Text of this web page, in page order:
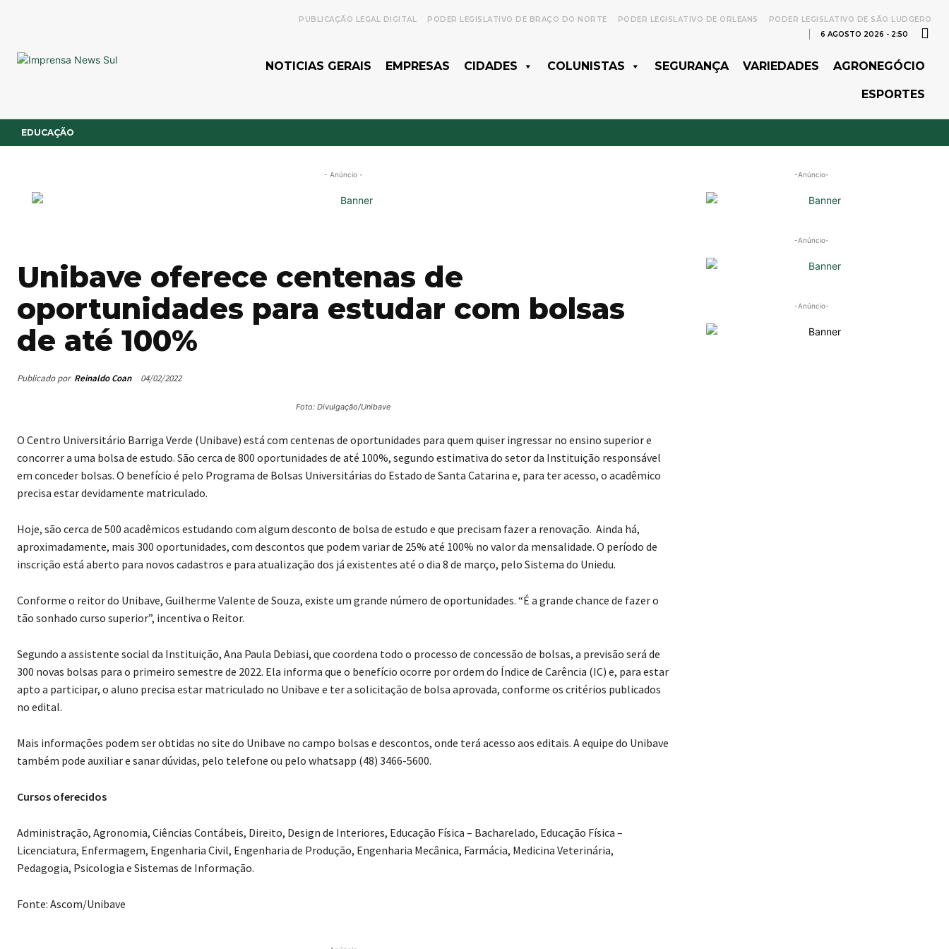
PUBLICAÇÃO LEGAL DIGITAL PODER LEGISLATIVO DE BRAÇO DO NORTE PODER LEGISLATIVO DE ORLEANS
PODER LEGISLATIVO DE SÃO LUDGERO
6 AGOSTO 2026 - 2:50
NOTICIAS GERAIS EMPRESAS CIDADES COLUNISTAS SEGURANÇA VARIEDADES AGRONEGÓCIO
ESPORTES
EDUCAÇÃO
- Anúncio -
Unibave oferece centenas de
oportunidades para estudar com bolsas
de até 100%
Publicado por Reinaldo Coan 04/02/2022
Foto: Divulgação/Unibave
O Centro Universitário Barriga Verde (Unibave) está com centenas de oportunidades para quem quiser ingressar no ensino superior e
concorrer a uma bolsa de estudo. São cerca de 800 oportunidades de até 100%, segundo estimativa do setor da Instituição responsável
em conceder bolsas. O benefício é pelo Programa de Bolsas Universitárias do Estado de Santa Catarina e, para ter acesso, o acadêmico
precisa estar devidamente matriculado.
Hoje, são cerca de 500 acadêmicos estudando com algum desconto de bolsa de estudo e que precisam fazer a renovação. Ainda há,
aproximadamente, mais 300 oportunidades, com descontos que podem variar de 25% até 100% no valor da mensalidade. O período de
inscrição está aberto para novos cadastros e para atualização dos já existentes até o dia 8 de março, pelo Sistema do Uniedu.
Conforme o reitor do Unibave, Guilherme Valente de Souza, existe um grande número de oportunidades. “É a grande chance de fazer o
tão sonhado curso superior”, incentiva o Reitor.
Segundo a assistente social da Instituição, Ana Paula Debiasi, que coordena todo o processo de concessão de bolsas, a previsão será de
300 novas bolsas para o primeiro semestre de 2022. Ela informa que o benefício ocorre por ordem do Índice de Carência (IC) e, para estar
apto a participar, o aluno precisa estar matriculado no Unibave e ter a solicitação de bolsa aprovada, conforme os critérios publicados
no edital.
Mais informações podem ser obtidas no site do Unibave no campo bolsas e descontos, onde terá acesso aos editais. A equipe do Unibave
também pode auxiliar e sanar dúvidas, pelo telefone ou pelo whatsapp (48) 3466-5600.
Cursos oferecidos
Administração, Agronomia, Ciências Contábeis, Direito, Design de Interiores, Educação Física – Bacharelado, Educação Física –
Licenciatura, Enfermagem, Engenharia Civil, Engenharia de Produção, Engenharia Mecânica, Farmácia, Medicina Veterinária,
Pedagogia, Psicologia e Sistemas de Informação.
Fonte: Ascom/Unibave
-Anúncio-
-Anúncio-
-Anúncio-